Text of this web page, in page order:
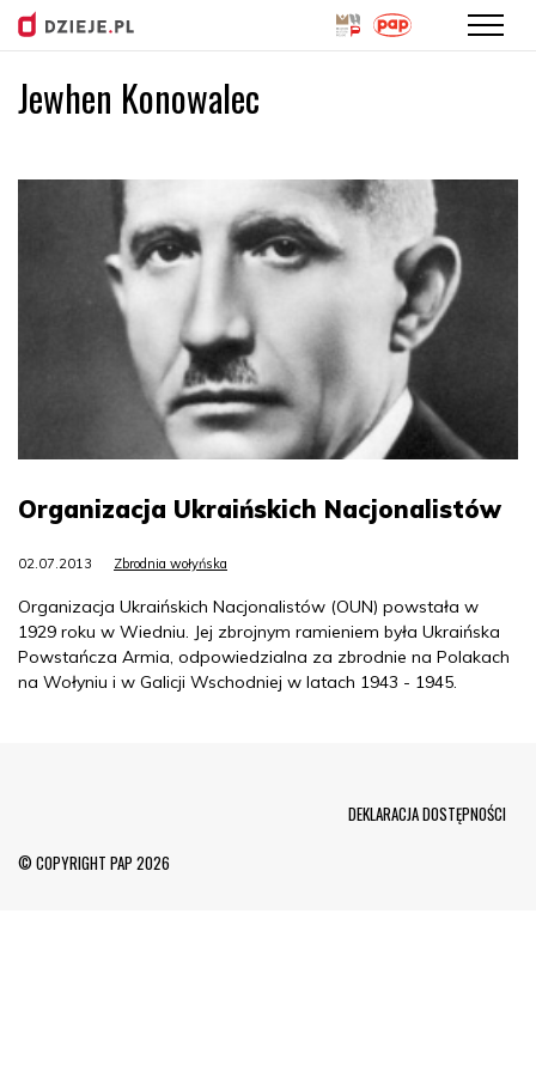
Jewhen Konowalec
Organizacja Ukraińskich Nacjonalistów
02.07.2013 Zbrodnia wołyńska
Organizacja Ukraińskich Nacjonalistów (OUN) powstała w
1929 roku w Wiedniu. Jej zbrojnym ramieniem była Ukraińska
Powstańcza Armia, odpowiedzialna za zbrodnie na Polakach
na Wołyniu i w Galicji Wschodniej w latach 1943 - 1945.
© COPYRIGHT PAP 2026
DEKLARACJA DOSTĘPNOŚCI